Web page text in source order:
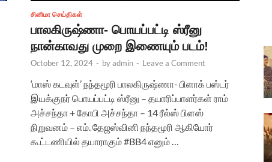
சினிமா செய்திகள்
பாலகிருஷ்ணா- பொயப்பட்டி ஸ்ரீனு
நான்காவது முறை இணையும் படம்!
October 12, 2024 - byadmin - Leave a Comment
‘மாஸ் கடவுள்’ நந்தமூரி பாலகிருஷ்ணா- பிளாக் பஸ்டர்
இயக்குநர் பொயப்பட்டி ஸ்ரீனு – தயாரிப்பாளர்கள் ராம்
அச்சந்தா + கோபி அச்சந்தா – 14 ரீல்ஸ் பிளஸ்
நிறுவனம் – எம். தேஜஸ்வினி நந்தமூரி ஆகியோர்
கூட்டணியில் தயாராகும் #BB4 எனும் …